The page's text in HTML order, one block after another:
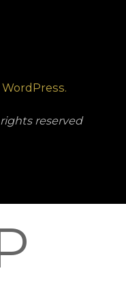
WordPress.
rights reserved